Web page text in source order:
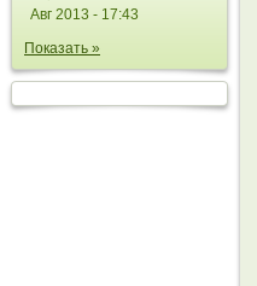
Авг 2013 - 17:43
Показать »